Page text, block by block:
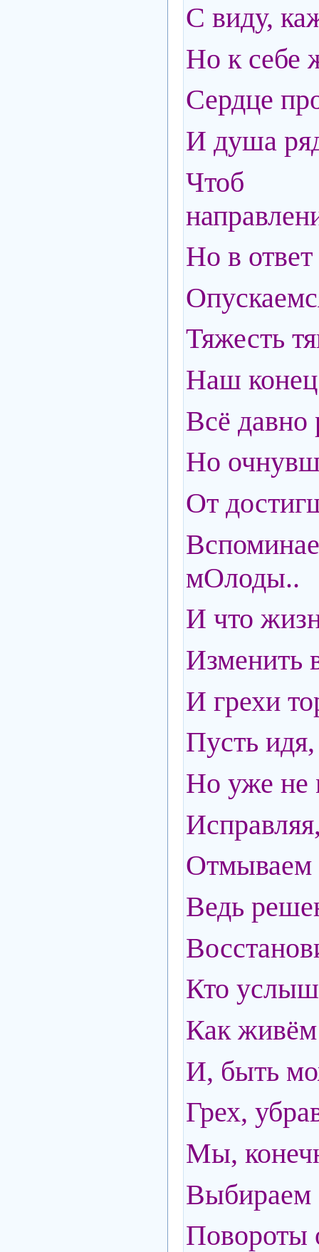
С виду,
Но к себе
Сердце
И душа
Чтоб
Но в
Тяжесть
Наш
Всё
Но
От
мОлоды..
И что
Изменить
И грехи
Пусть
Но уже не
Отмываем
Ведь
Кто
Как
И, быть
Грех,
Мы,
Повороты